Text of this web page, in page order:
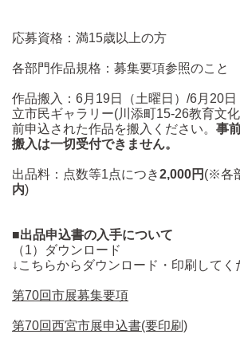
応募資格：満15歳以上の方
各部門作品規格：募集要項参照のこと
作品搬入：6月19日（土曜日）/6月20
立市民ギャラリー(川添町15-26教育文
前申込された作品を搬入ください。 事
搬入は一切受付できません。
出品料：点数等1点につき2,000円 (※各
内)
■出品申込書の入手について
（1）ダウンロード
↓こちらからダウンロード・印刷してく
第70回市展募集要項
第70回西宮市展申込書(要印刷)